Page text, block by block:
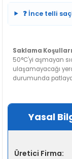
❓ İnce telli
Saklama
50°C'yi aşmayan
ulaşamayacağı
durumunda
Yasal
Üretici Firma: